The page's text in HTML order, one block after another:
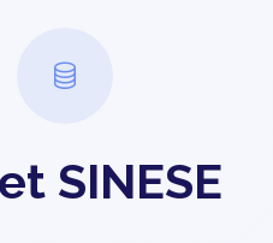
SINESE